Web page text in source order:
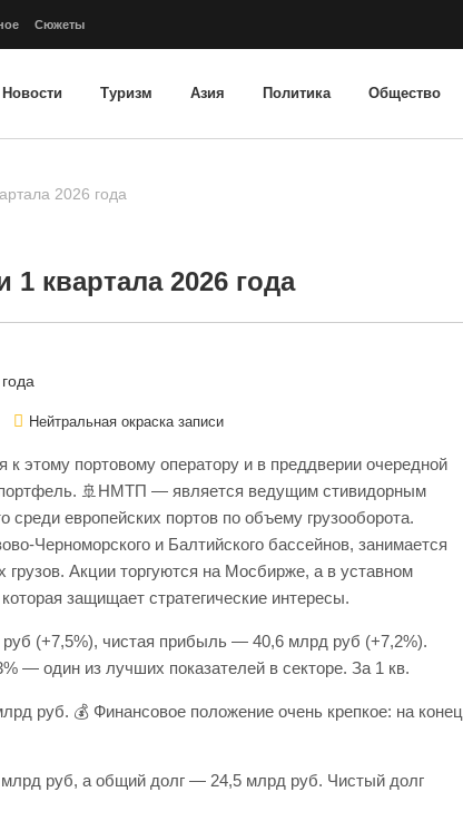
Сюжеты
Новости Туризм Азия Политика Общество
2026 года
квартала 2026 года
Нейтральная окраска записи
к этому портовому оператору и в преддверии очередной
🚢НМТП — является ведущим стивидорным
среди европейских портов по объему грузооборота.
Черноморского и Балтийского бассейнов, занимается
грузов. Акции торгуются на Мосбирже, а в уставном
защищает стратегические интересы.
(+7,5%), чистая прибыль — 40,6 млрд руб (+7,2%).
— один из лучших показателей в секторе. За 1 кв.
руб. 💰 Финансовое положение очень крепкое: на конец
руб, а общий долг — 24,5 млрд руб. Чистый долг